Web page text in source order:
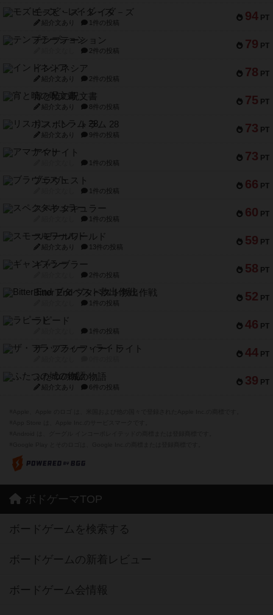
94 PT
モズビ－ズ・レイダ－ズ
紹介文あり 1件の投稿
79 PT
テンプテーション
2件の投稿
78 PT
インドネシア
紹介文あり 2件の投稿
75 PT
宵と暁の呪文書
紹介文あり 8件の投稿
73 PT
リスボン・トラム 28
紹介文あり 9件の投稿
73 PT
アマナイト
1件の投稿
66 PT
ブラヴェスト
1件の投稿
60 PT
スペクタキュラー
1件の投稿
59 PT
スモールワールド
紹介文あり 13件の投稿
58 PT
ギャンブラー
2件の投稿
52 PT
Bitter End ブタペスト救出作戦
1件の投稿
46 PT
ラピード
1件の投稿
44 PT
ザ・フラッフィー・ライト
39 PT
ふたつの城の物語
紹介文あり 6件の投稿
ボドゲーマTOP
ボードゲームを検索する
ボードゲームの新着レビュー
ボードゲーム会情報